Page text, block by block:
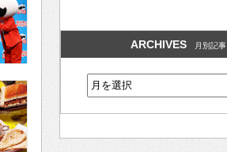
ARCHIVES 月別記事